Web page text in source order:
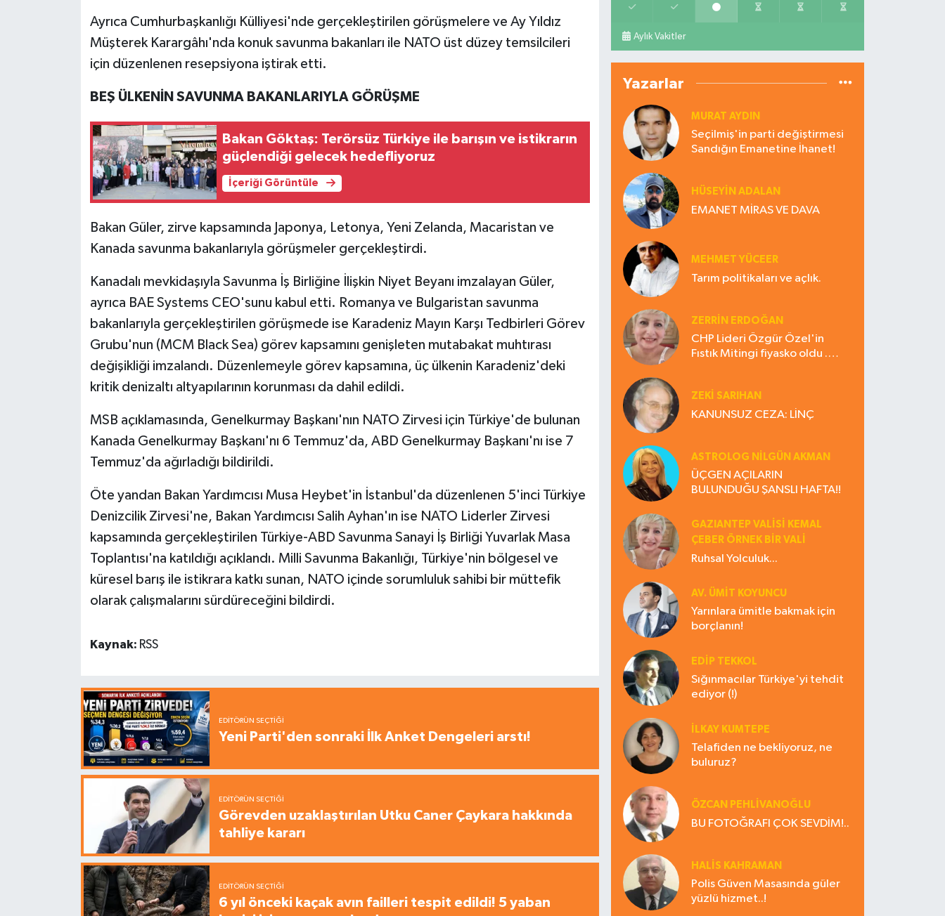
Ayrıca Cumhurbaşkanlığı Külliyesi'nde gerçekleştirilen görüşmelere ve Ay Yıldız
Müşterek Karargâhı'nda konuk savunma bakanları ile NATO üst düzey temsilcileri
için düzenlenen resepsiyona iştirak etti.
BEŞ ÜLKENİN SAVUNMA BAKANLARIYLA GÖRÜŞME
Bakan Göktaş: Terörsüz Türkiye ile barışın ve istikrarın
güçlendiği gelecek hedefliyoruz
İçeriği Görüntüle
Bakan Güler, zirve kapsamında Japonya, Letonya, Yeni Zelanda, Macaristan ve
Kanada savunma bakanlarıyla görüşmeler gerçekleştirdi.
Kanadalı mevkidaşıyla Savunma İş Birliğine İlişkin Niyet Beyanı imzalayan Güler,
ayrıca BAE Systems CEO'sunu kabul etti. Romanya ve Bulgaristan savunma
bakanlarıyla gerçekleştirilen görüşmede ise Karadeniz Mayın Karşı Tedbirleri Görev
Grubu'nun (MCM Black Sea) görev kapsamını genişleten mutabakat muhtırası
değişikliği imzalandı. Düzenlemeyle görev kapsamına, üç ülkenin Karadeniz'deki
kritik denizaltı altyapılarının korunması da dahil edildi.
MSB açıklamasında, Genelkurmay Başkanı'nın NATO Zirvesi için Türkiye'de bulunan
Kanada Genelkurmay Başkanı'nı 6 Temmuz'da, ABD Genelkurmay Başkanı'nı ise 7
Temmuz'da ağırladığı bildirildi.
Öte yandan Bakan Yardımcısı Musa Heybet'in İstanbul'da düzenlenen 5'inci Türkiye
Denizcilik Zirvesi'ne, Bakan Yardımcısı Salih Ayhan'ın ise NATO Liderler Zirvesi
kapsamında gerçekleştirilen Türkiye-ABD Savunma Sanayi İş Birliği Yuvarlak Masa
Toplantısı'na katıldığı açıklandı. Milli Savunma Bakanlığı, Türkiye'nin bölgesel ve
küresel barış ile istikrara katkı sunan, NATO içinde sorumluluk sahibi bir müttefik
olarak çalışmalarını sürdüreceğini bildirdi.
Kaynak: RSS
EDITÖRÜN SEÇTIĞI
Yeni Parti'den sonraki İlk Anket Dengeleri arstı!
EDITÖRÜN SEÇTIĞI
Görevden uzaklaştırılan Utku Caner Çaykara hakkında
tahliye kararı
EDITÖRÜN SEÇTIĞI
6 yıl önceki kaçak avın failleri tespit edildi! 5 yaban
Aylık Vakitler
Yazarlar
MURAT AYDIN
Seçilmiş'in parti değiştirmesi
Sandığın Emanetine İhanet!
HÜSEYIN ADALAN
EMANET MİRAS VE DAVA
MEHMET YÜCEER
Tarım politikaları ve açlık.
ZERRIN ERDOĞAN
CHP Lideri Özgür Özel'in
Fıstık Mitingi fiyasko oldu .
ZEKI SARIHAN
KANUNSUZ CEZA: LİNÇ
ASTROLOG NILGÜN AKMAN
ÜÇGEN AÇILARIN
BULUNDUĞU ŞANSLI HAFTA!!
GAZIANTEP VALISI KEMAL
ÇEBER ÖRNEK BİR VALİ
Ruhsal Yolculuk...
AV. ÜMIT KOYUNCU
Yarınlara ümitle bakmak için
borçlanın!
EDIP TEKKOL
Sığınmacılar Türkiye'yi tehdit
ediyor (!)
İLKAY KUMTEPE
Telafiden ne bekliyoruz, ne
buluruz?
ÖZCAN PEHLİVANOĞLU
BU FOTOĞRAFI ÇOK SEVDİM!..
HALIS KAHRAMAN
Polis Güven Masasında güler
yüzlü hizmet..!